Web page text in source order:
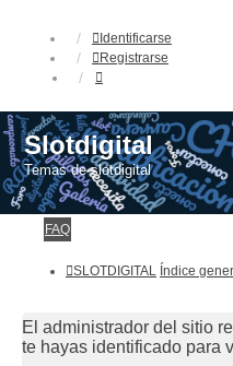
Identificarse
Registrarse
Slotdigital
Temas de slotdigital
FAQ
SLOTDIGITAL Índice
El administrador del sitio
te hayas identificado para